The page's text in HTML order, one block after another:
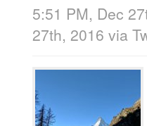
5:51 PM, Dec
27th, 2016 via